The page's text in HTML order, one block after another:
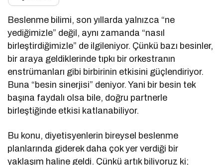
Beslenme bilimi, son yıllarda yalnızca “ne
yediğimizle” değil, aynı zamanda “nasıl
birleştirdiğimizle” de ilgileniyor. Çünkü bazı besinler,
bir araya geldiklerinde tıpkı bir orkestranın
enstrümanları gibi birbirinin etkisini güçlendiriyor.
Buna “besin sinerjisi” deniyor. Yani bir besin tek
başına faydalı olsa bile, doğru partnerle
birleştiğinde etkisi katlanabiliyor.
Bu konu, diyetisyenlerin bireysel beslenme
planlarında giderek daha çok yer verdiği bir
yaklaşım haline geldi. Çünkü artık biliyoruz ki;